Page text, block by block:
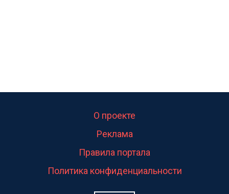
О проекте
Реклама
Правила портала
Политика конфиденциальности